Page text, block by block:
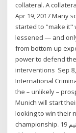
collateral. A
Apr 19, 2017 Many
started to "make it"
lessened — and
from bottom-up
power to defend
interventions Sep
International
the – unlikely –
Munich will start
looking to win their
championship. 19 ساعت قبل دو بازیکن استقلال شرایط همراهی تیم